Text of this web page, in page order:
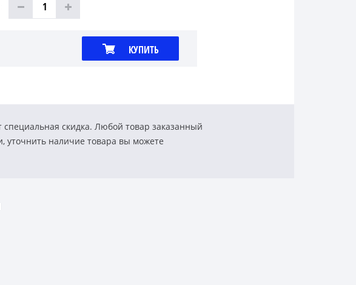
КУПИТЬ
скидка. Любой товар заказанный
уточнить наличие товара вы можете